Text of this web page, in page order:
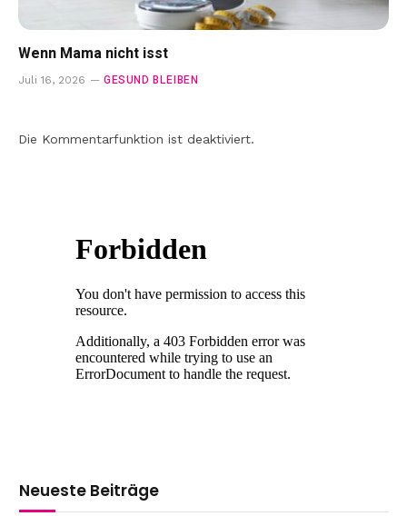
Wenn Mama nicht isst
Juli 16, 2026 GESUND BLEIBEN
Die Kommentarfunktion ist deaktiviert.
Neueste Beiträge